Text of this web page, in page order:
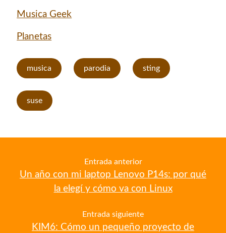
Descuentos
Si vas a comprar un dominio, hazlo por aquí y colaboras
Si deseas vender publicidad en tu propio blog o página
Musica Geek
Planetas
musica parodia sting
suse
Entrada anterior
Un año con mi laptop Lenovo P14s: por qué
la elegí y cómo va con Linux
Entrada siguiente
KIM6: Cómo un pequeño proyecto de